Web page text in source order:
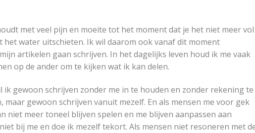
met veel pijn en moeite tot het moment dat je het niet meer vol
het water uitschieten. Ik wil daarom ook vanaf dit moment
artikelen gaan schrijven. In het dagelijks leven houd ik me vaak
op de ander om te kijken wat ik kan delen.
gewoon schrijven zonder me in te houden en zonder rekening te
maar gewoon schrijven vanuit mezelf. En als mensen me voor gek
niet meer toneel blijven spelen en me blijven aanpassen aan
bij me en doe ik mezelf tekort. Als mensen niet resoneren met